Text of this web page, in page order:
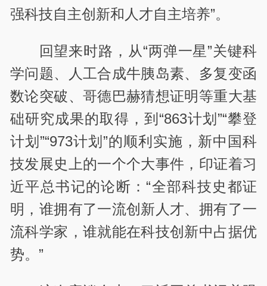
强科技自主创新和人才自主培养”。
回望来时路，从“两弹一星”关键科
学问题、人工合成牛胰岛素、多复变函
数论突破、哥德巴赫猜想证明等重大基
础研究成果的取得，到“863计划”“攀登
计划”“973计划”的顺利实施，新中国科
技发展史上的一个个大事件，印证着习
近平总书记的论断：“全部科技史都证
明，谁拥有了一流创新人才、拥有了一
流科学家，谁就能在科技创新中占据优
势。”